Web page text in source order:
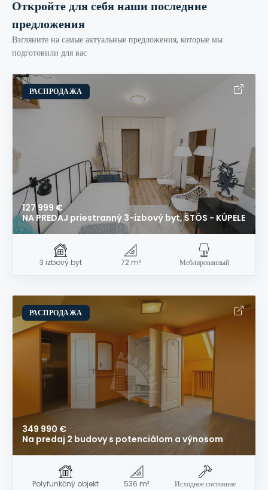
Откройте для себя наши последние
предложения
Взгляните на самые актуальные предложения, которые мы
подготовили для вас
РАСПРОДАЖА
127 999 €
NA PREDAJ priestranný 3-izbový byt, ŠTÓS - KÚPELE
3 izbový byt 72 m² Меблированный
РАСПРОДАЖА
349 990 €
Na predaj 2 budovy s potenciálom a výnosom
Polyfunkčný objekt 536 m² Исходное состояние